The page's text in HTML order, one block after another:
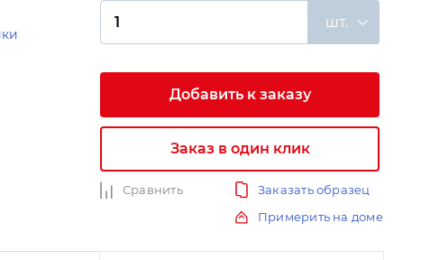
шт.
Добавить к заказу
Заказ в один клик
Сравнить
Заказать образец
Примерить на доме